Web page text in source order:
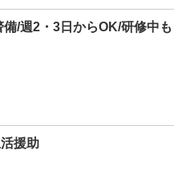
/週2・3日からOK/研修中も
援助